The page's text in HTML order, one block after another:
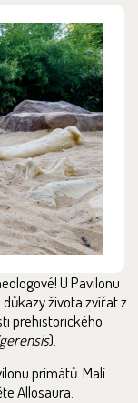
U Pavilonu
života zvířat z
prehistorického
).
primátů. Malí
Allosaura.